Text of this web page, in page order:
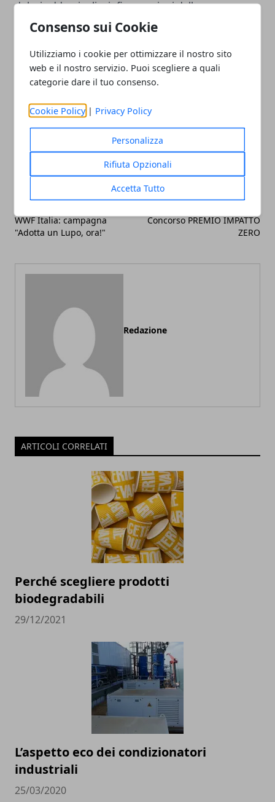
Consenso sui Cookie
Utilizziamo i cookie per ottimizzare il nostro sito
web e il nostro servizio. Puoi scegliere a quali
categorie dare il tuo consenso.
Cookie Policy | Privacy Policy
Personalizza
Rifiuta Opzionali
Accetta Tutto
dolori addominali o infiammazioni della mucosa
gastrointestinale o disturbi digestivi, poiché questa
digestione ed è leggermente sedativa.
Whatsapp
Articolo Precedente
WWF Italia: campagna
"Adotta un Lupo, ora!"
Articolo Successivo
Concorso PREMIO IMPATTO
ZERO
Redazione
ARTICOLI CORRELATI
Perché scegliere prodotti
biodegradabili
29/12/2021
L’aspetto eco dei condizionatori
industriali
25/03/2020